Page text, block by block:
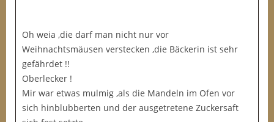
Oh weia ,die darf man nicht nur vor
Weihnachtsmäusen verstecken ,die Bäckerin ist sehr
gefährdet !!
Oberlecker !
Mir war etwas mulmig ,als die Mandeln im Ofen vor
sich hinblubberten und der ausgetretene Zuckersaft